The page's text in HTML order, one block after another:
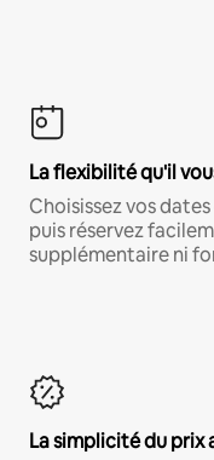
La flexibilité qu'il
Choisissez vos
puis réservez
supplémentaire ni
La simplicité du prix